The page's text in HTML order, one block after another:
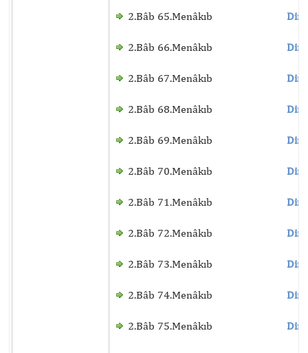
2.Bâb 65.Menâkıb
2.Bâb 66.Menâkıb
2.Bâb 67.Menâkıb
2.Bâb 68.Menâkıb
2.Bâb 69.Menâkıb
2.Bâb 70.Menâkıb
2.Bâb 71.Menâkıb
2.Bâb 72.Menâkıb
2.Bâb 73.Menâkıb
2.Bâb 74.Menâkıb
2.Bâb 75.Menâkıb